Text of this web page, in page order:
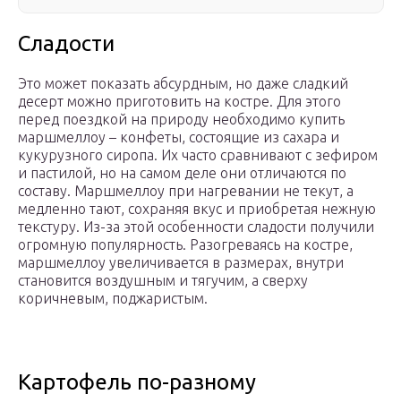
Сладости
Это может показать абсурдным, но даже сладкий
десерт можно приготовить на костре. Для этого
перед поездкой на природу необходимо купить
маршмеллоу – конфеты, состоящие из сахара и
кукурузного сиропа. Их часто сравнивают с зефиром
и пастилой, но на самом деле они отличаются по
составу. Маршмеллоу при нагревании не текут, а
медленно тают, сохраняя вкус и приобретая нежную
текстуру. Из-за этой особенности сладости получили
огромную популярность. Разогреваясь на костре,
маршмеллоу увеличивается в размерах, внутри
становится воздушным и тягучим, а сверху
коричневым, поджаристым.
Картофель по-разному